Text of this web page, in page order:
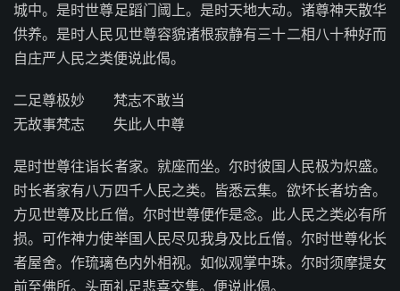
城中。是时世尊足蹈门阈上。是时天地大动。诸尊神天散华
供养。是时人民见世尊容貌诸根寂静有三十二相八十种好而
自庄严人民之类便说此偈。
二足尊极妙 梵志不敢当
无故事梵志 失此人中尊
是时世尊往诣长者家。就座而坐。尔时彼国人民极为炽盛。
时长者家有八万四千人民之类。皆悉云集。欲坏长者坊舍。
方见世尊及比丘僧。尔时世尊便作是念。此人民之类必有所
损。可作神力使举国人民尽见我身及比丘僧。尔时世尊化长
者屋舍。作琉璃色内外相视。如似观掌中珠。尔时须摩提女
前至佛所。头面礼足悲喜交集。便说此偈。